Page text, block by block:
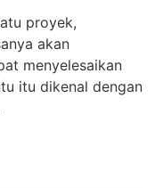
proyek,
akan
menyelesaikan
itu dikenal dengan